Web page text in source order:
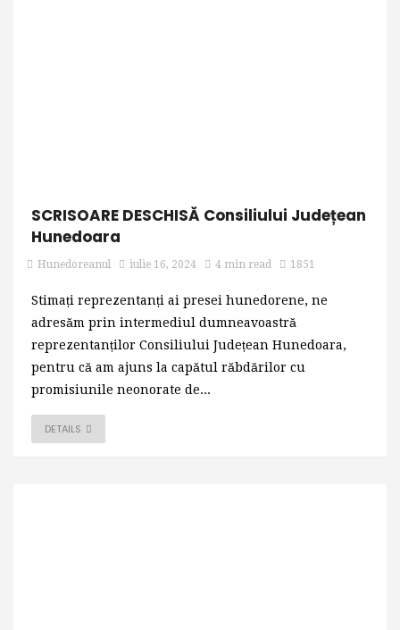
SCRISOARE DESCHISĂ Consiliului Județean
Hunedoara
Hunedoreanul iulie 16, 2024 4 min read 1851
Stimați reprezentanți ai presei hunedorene, ne
adresăm prin intermediul dumneavoastră
reprezentanților Consiliului Județean Hunedoara,
pentru că am ajuns la capătul răbdărilor cu
promisiunile neonorate de...
DETAILS